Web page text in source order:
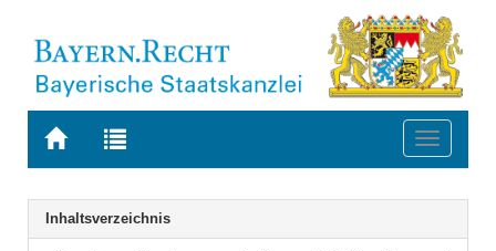
Zur
BAYERN.RECHT
Zur
letzten
Suche
Toggle
Navigation
Inhaltsverzeichnis